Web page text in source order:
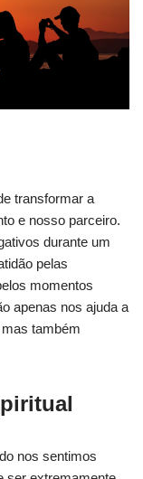
transformar a
e nosso parceiro.
durante um
pelas
momentos
apenas nos ajuda a
também
nos sentimos